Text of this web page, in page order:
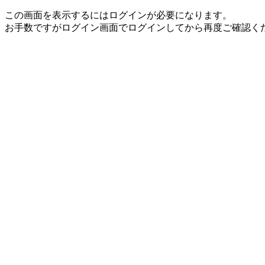
この画面を表示するにはログインが必要になります。
お手数ですがログイン画面でログインしてから再度ご確認く